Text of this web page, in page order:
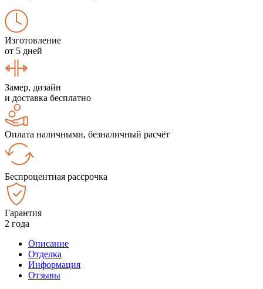
Изготовление
от 5 дней
Замер, дизайн
и доставка бесплатно
Оплата наличными, безналичный расчёт
Беспроцентная рассрочка
Гарантия
2 года
Описание
Отделка
Информация
Отзывы